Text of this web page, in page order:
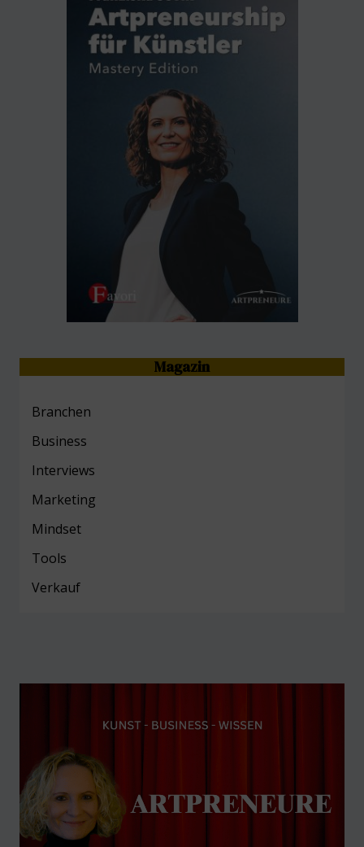
Magazin
Branchen
Business
Interviews
Marketing
Mindset
Tools
Verkauf